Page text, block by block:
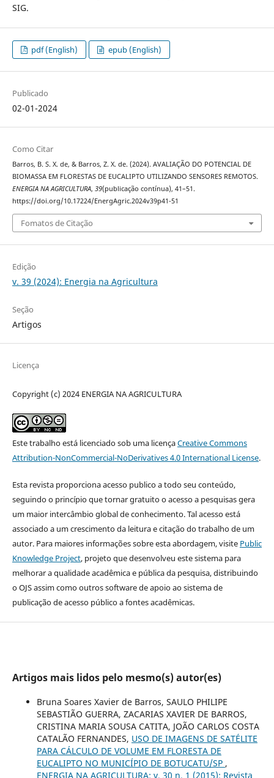
SIG.
pdf (English) epub (English)
Publicado
02-01-2024
Como Citar
Barros, B. S. X. de, & Barros, Z. X. de. (2024). AVALIAÇÃO DO POTENCIAL DE
BIOMASSA EM FLORESTAS DE EUCALIPTO UTILIZANDO SENSORES REMOTOS.
ENERGIA NA AGRICULTURA, 39(publicação contínua), 41–51.
https://doi.org/10.17224/EnergAgric.2024v39p41-51
Fomatos de Citação
Edição
v. 39 (2024): Energia na Agricultura
Seção
Artigos
Licença
Copyright (c) 2024 ENERGIA NA AGRICULTURA
Este trabalho está licenciado sob uma licençaCreative Commons
Attribution-NonCommercial-NoDerivatives 4.0 International License.
Esta revista proporciona acesso publico a todo seu conteúdo,
seguindo o princípio que tornar gratuito o acesso a pesquisas gera
um maior intercâmbio global de conhecimento. Tal acesso está
associado a um crescimento da leitura e citação do trabalho de um
autor. Para maiores informações sobre esta abordagem, visite Public
Knowledge Project, projeto que desenvolveu este sistema para
melhorar a qualidade acadêmica e pública da pesquisa, distribuindo
o OJS assim como outros software de apoio ao sistema de
publicação de acesso público a fontes acadêmicas.
Artigos mais lidos pelo mesmo(s) autor(es)
Bruna Soares Xavier de Barros, SAULO PHILIPE
SEBASTIÃO GUERRA, ZACARIAS XAVIER DE BARROS,
CRISTINA MARIA SOUSA CATITA, JOÃO CARLOS COSTA
CATALÃO FERNANDES, USO DE IMAGENS DE SATÉLITE
PARA CÁLCULO DE VOLUME EM FLORESTA DE
EUCALIPTO NO MUNICÍPIO DE BOTUCATU/SP ,
ENERGIA NA AGRICULTURA: v. 30 n. 1 (2015): Revista